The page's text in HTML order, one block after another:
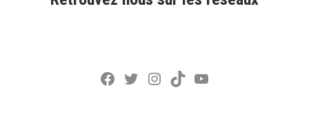
Facebook
Twitter
Instagram
TikTokYouTube